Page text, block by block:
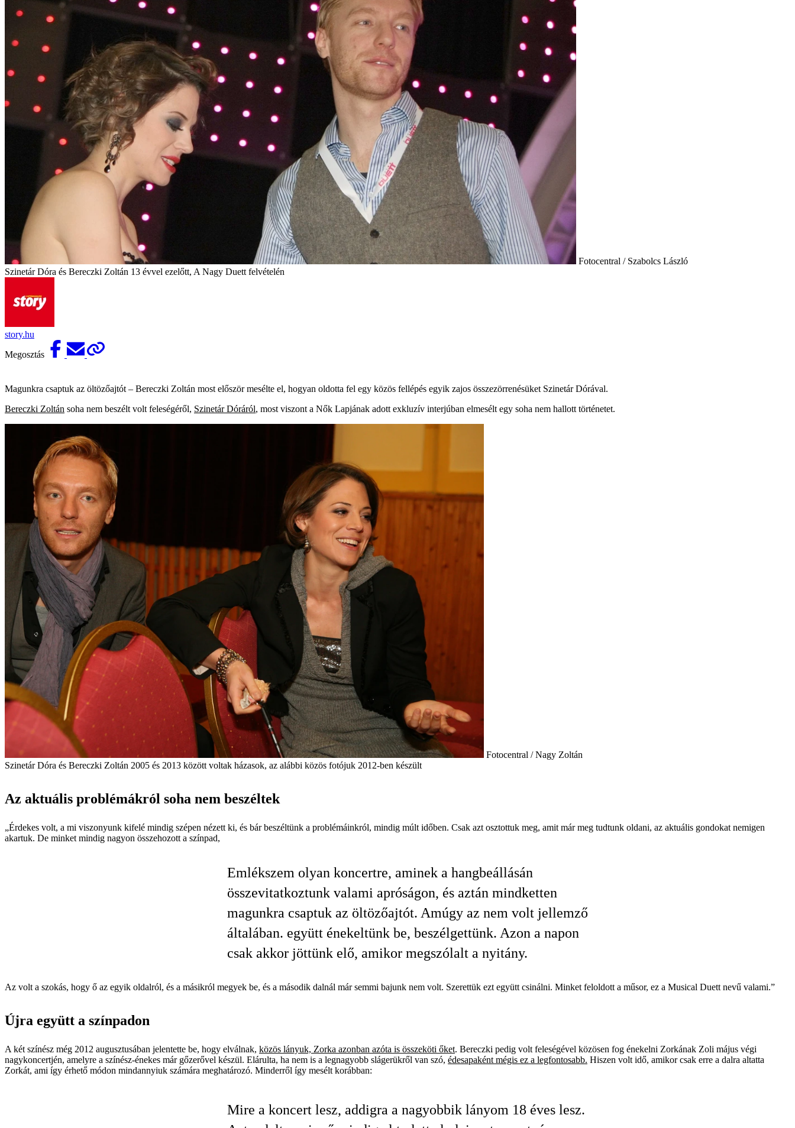
Fotocentral / Szabolcs László
Szinetár Dóra és Bereczki Zoltán 13 évvel ezelőtt, A Nagy Duett felvételén
story.hu
Megosztás
Magunkra csaptuk az öltözőajtót – Bereczki Zoltán most először mesélte el, hogyan oldotta fel egy közös fellépés egyik zajos összezörrenésüket Szinetár Dórával.
Bereczki Zoltán soha nem beszélt volt feleségéről, Szinetár Dóráról, most viszont a Nők Lapjának adott exkluzív interjúban elmesélt egy soha nem hallott történetet.
Fotocentral / Nagy Zoltán
Szinetár Dóra és Bereczki Zoltán 2005 és 2013 között voltak házasok, az alábbi közös fotójuk 2012-ben készült
Az aktuális problémákról soha nem beszéltek
„Érdekes volt, a mi viszonyunk kifelé mindig szépen nézett ki, és bár beszéltünk a problémáinkról, mindig múlt időben. Csak azt osztottuk meg, amit már meg tudtunk oldani, az aktuális gondokat nemigen
akartuk. De minket mindig nagyon összehozott a színpad,
Emlékszem olyan koncertre, aminek a hangbeállásán
összevitatkoztunk valami apróságon, és aztán mindketten
magunkra csaptuk az öltözőajtót. Amúgy az nem volt jellemző
általában. együtt énekeltünk be, beszélgettünk. Azon a napon
csak akkor jöttünk elő, amikor megszólalt a nyitány.
Az volt a szokás, hogy ő az egyik oldalról, és a másikról megyek be, és a második dalnál már semmi bajunk nem volt. Szerettük ezt együtt csinálni. Minket feloldott a műsor, ez a Musical Duett nevű valami.”
Újra együtt a színpadon
A két színész még 2012 augusztusában jelentette be, hogy elválnak, közös lányuk, Zorka azonban azóta is összeköti őket. Bereczki pedig volt feleségével közösen fog énekelni Zorkának Zoli május végi
nagykoncertjén, amelyre a színész-énekes már gőzerővel készül. Elárulta, ha nem is a legnagyobb slágerükről van szó, édesapaként mégis ez a legfontosabb. Hiszen volt idő, amikor csak erre a dalra altatta
Zorkát, ami így érhető módon mindannyiuk számára meghatározó. Minderről így mesélt korábban:
Mire a koncert lesz, addigra a nagyobbik lányom 18 éves lesz.